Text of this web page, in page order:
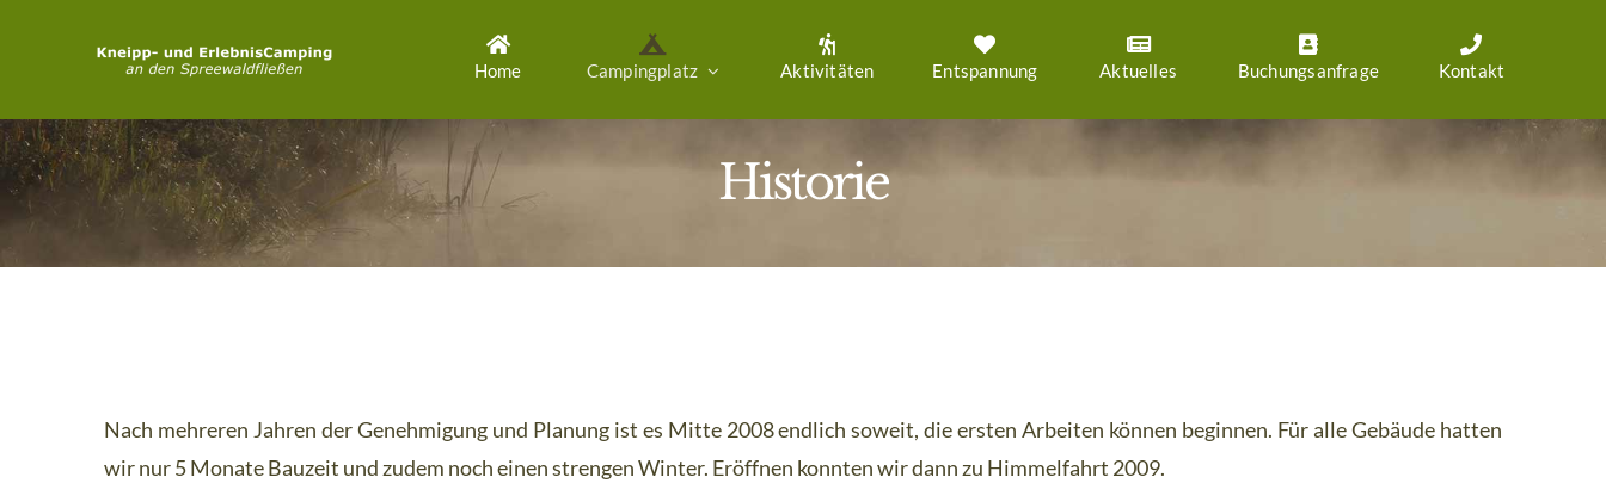
Home Campingplatz Aktivitäten Entspannung Aktuelles Buchungsanfrage Kontakt
Historie
Nach mehreren Jahren der Genehmigung und Planung ist es Mitte 2008 endlich soweit, die ersten Arbeiten können beginnen. Für alle Gebäude hatten
wir nur 5 Monate Bauzeit und zudem noch einen strengen Winter. Eröffnen konnten wir dann zu Himmelfahrt 2009.